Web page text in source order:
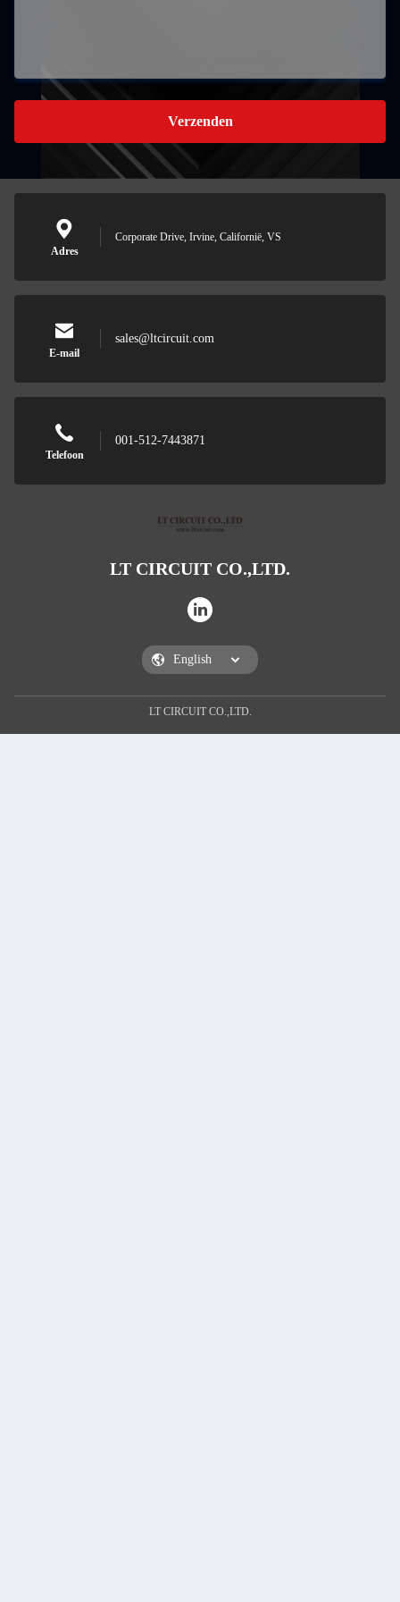
Verzenden
Adres
Corporate Drive, Irvine, Californië, VS
E-mail
sales@ltcircuit.com
Telefoon
001-512-7443871
LT CIRCUIT CO.,LTD.
LT CIRCUIT CO.,LTD.